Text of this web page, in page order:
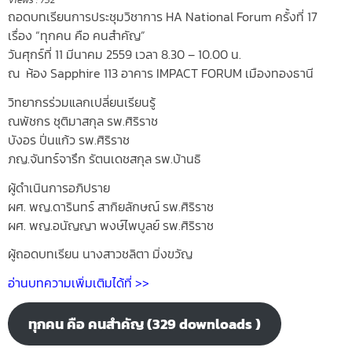
ถอดบทเรียนการประชุมวิชาการ HA National Forum ครั้งที่ 17
เรื่อง “ทุกคน คือ คนสำคัญ”
วันศุกร์ที่ 11 มีนาคม 2559 เวลา 8.30 – 10.00 น.
ณ ห้อง Sapphire 113 อาคาร IMPACT FORUM เมืองทองธานี
วิทยากรร่วมแลกเปลี่ยนเรียนรู้
ณพัชกร ชุติมาสกุล รพ.ศิริราช
บังอร ปิ่นแก้ว รพ.ศิริราช
ภญ.จันทร์จารึก รัตนเดชสกุล รพ.บ้านธิ
ผู้ดำเนินการอภิปราย
ผศ. พญ.ดารินทร์ สากิยลักษณ์ รพ.ศิริราช
ผศ. พญ.อนัญญา พงษ์ไพบูลย์ รพ.ศิริราช
ผู้ถอดบทเรียน นางสาวชลิตา มิ่งขวัญ
อ่านบทความเพิ่มเติมได้ที่ >>
ทุกคน คือ คนสำคัญ (329 downloads )